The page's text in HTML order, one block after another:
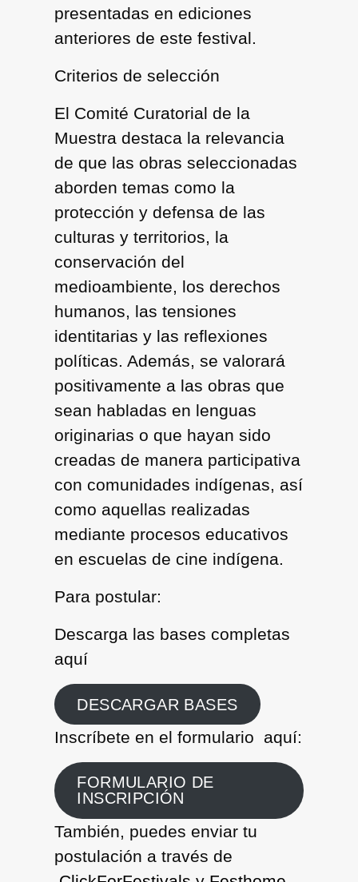
presentadas en ediciones
anteriores de este festival.
Criterios de selección
El Comité Curatorial de la
Muestra destaca la relevancia
de que las obras seleccionadas
aborden temas como la
protección y defensa de las
culturas y territorios, la
conservación del
medioambiente, los derechos
humanos, las tensiones
identitarias y las reflexiones
políticas. Además, se valorará
positivamente a las obras que
sean habladas en lenguas
originarias o que hayan sido
creadas de manera participativa
con comunidades indígenas, así
como aquellas realizadas
mediante procesos educativos
en escuelas de cine indígena.
Para postular:
Descarga las bases completas
aquí
DESCARGAR BASES
Inscríbete en el formulario aquí:
FORMULARIO DE
INSCRIPCIÓN
También, puedes enviar tu
postulación a través de